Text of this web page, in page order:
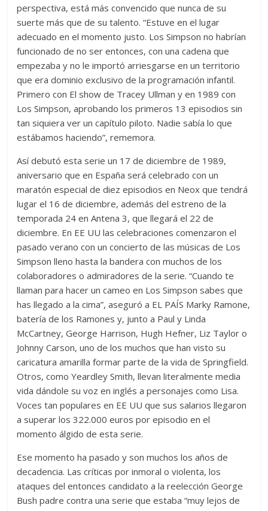
perspectiva, está más convencido que nunca de su
suerte más que de su talento. “Estuve en el lugar
adecuado en el momento justo. Los Simpson no habrían
funcionado de no ser entonces, con una cadena que
empezaba y no le importó arriesgarse en un territorio
que era dominio exclusivo de la programación infantil.
Primero con El show de Tracey Ullman y en 1989 con
Los Simpson, aprobando los primeros 13 episodios sin
tan siquiera ver un capítulo piloto. Nadie sabía lo que
estábamos haciendo”, rememora.
Así debutó esta serie un 17 de diciembre de 1989,
aniversario que en España será celebrado con un
maratón especial de diez episodios en Neox que tendrá
lugar el 16 de diciembre, además del estreno de la
temporada 24 en Antena 3, que llegará el 22 de
diciembre. En EE UU las celebraciones comenzaron el
pasado verano con un concierto de las músicas de Los
Simpson lleno hasta la bandera con muchos de los
colaboradores o admiradores de la serie. “Cuando te
llaman para hacer un cameo en Los Simpson sabes que
has llegado a la cima”, aseguró a EL PAÍS Marky Ramone,
batería de los Ramones y, junto a Paul y Linda
McCartney, George Harrison, Hugh Hefner, Liz Taylor o
Johnny Carson, uno de los muchos que han visto su
caricatura amarilla formar parte de la vida de Springfield.
Otros, como Yeardley Smith, llevan literalmente media
vida dándole su voz en inglés a personajes como Lisa.
Voces tan populares en EE UU que sus salarios llegaron
a superar los 322.000 euros por episodio en el
momento álgido de esta serie.
Ese momento ha pasado y son muchos los años de
decadencia. Las críticas por inmoral o violenta, los
ataques del entonces candidato a la reelección George
Bush padre contra una serie que estaba “muy lejos de